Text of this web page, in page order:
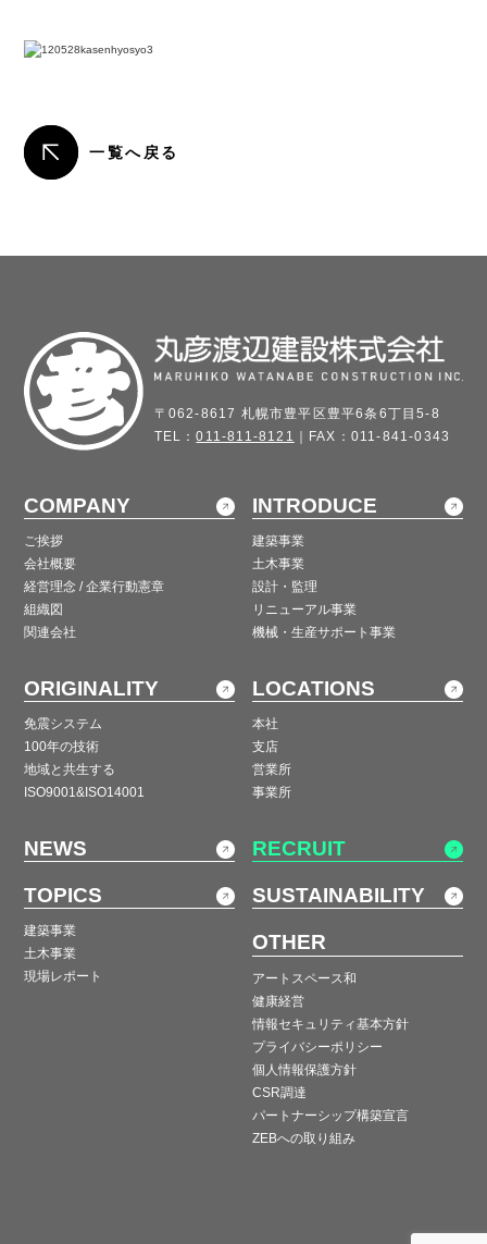
一覧へ戻る
〒062-8617 札幌市豊平区豊平6条6丁目5-8
TEL：011-811-8121 ｜FAX：011-841-0343
COMPANY
ご挨拶
会社概要
経営理念 / 企業行動憲章
組織図
関連会社
INTRODUCE
建築事業
土木事業
設計・監理
リニューアル事業
機械・生産サポート事業
ORIGINALITY
免震システム
100年の技術
地域と共生する
ISO9001&ISO14001
LOCATIONS
本社
支店
営業所
事業所
NEWS
TOPICS
建築事業
土木事業
現場レポート
RECRUIT
SUSTAINABILITY
OTHER
アートスペース和
健康経営
情報セキュリティ基本方針
プライバシーポリシー
個人情報保護方針
CSR調達
パートナーシップ構築宣言
ZEBへの取り組み